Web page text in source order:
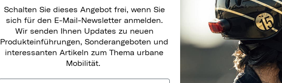
Schalten Sie dieses Angebot frei, wenn Sie
sich für den E-Mail-Newsletter anmelden.
Wir senden Ihnen Updates zu neuen
Produkteinführungen, Sonderangeboten und
interessanten Artikeln zum Thema urbane
Mobilität.